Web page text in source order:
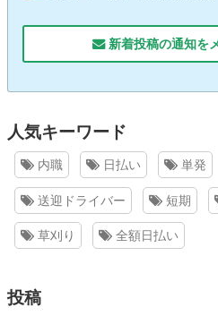
新着投稿の通知を
人気キーワード
内職 日払い 単発
送迎ドライバー 短期
草刈り 全額日払い
投稿